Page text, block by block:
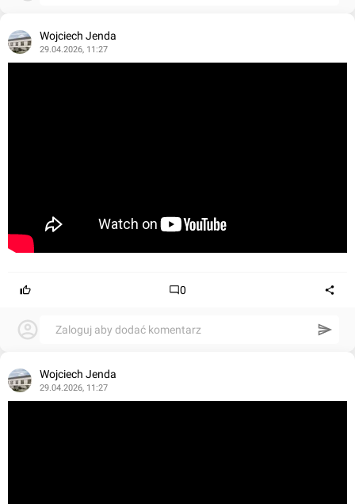
Wojciech Jenda
29.04.2026, 11:27
0
Zaloguj aby dodać komentarz
Wojciech Jenda
29.04.2026, 11:27